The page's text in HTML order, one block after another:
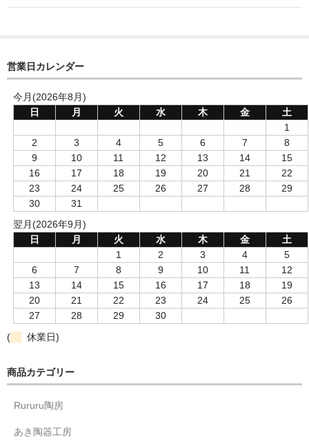
営業日カレンダー
今月(2026年8月)
日
月 火 水 木 金
土
1
2
3 4 5 6 7
8
9
10 11 12 13 14
15
16
17 18 19 20 21
22
23
24 25 26 27 28
29
30
31
翌月(2026年9月)
日
月 火 水 木 金
土
1
2 3 4
5
6
7 8 9 10 11
12
13
14 15 16 17 18
19
20
21 22 23 24 25
26
27
28 29
30
(
休業日)
商品カテゴリー
Rururu陶房
あき陶器工房